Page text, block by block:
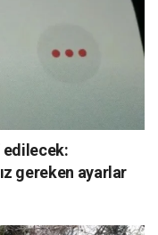
edilecek:
gereken ayarlar